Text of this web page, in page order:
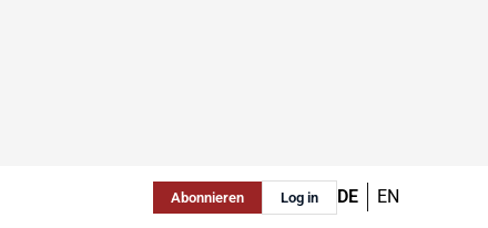
Abonnieren Log in DE EN